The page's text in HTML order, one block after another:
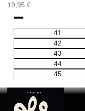
Precio
oferta
19,95 €
41
42
43
44
45